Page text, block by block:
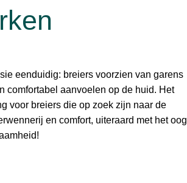
eenduidig: breiers voorzien van garens
comfortabel aanvoelen op de huid. Het
voor breiers die op zoek zijn naar de
en comfort, uiteraard met het oog